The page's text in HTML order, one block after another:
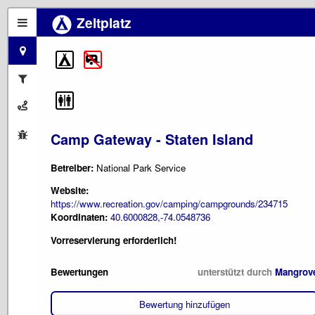
Zeltplatz
Camp Gateway - Staten Island
Betreiber: National Park Service
Website:
https://www.recreation.gov/camping/campgrounds/234715
Koordinaten: 40.6000828,-74.0548736
Vorreservierung erforderlich!
Bewertungen unterstützt durch
Bewertung hinzufügen